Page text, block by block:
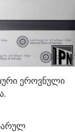
ეროვნული